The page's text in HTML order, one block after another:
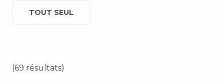
TOUT SEUL
(69 résultats)